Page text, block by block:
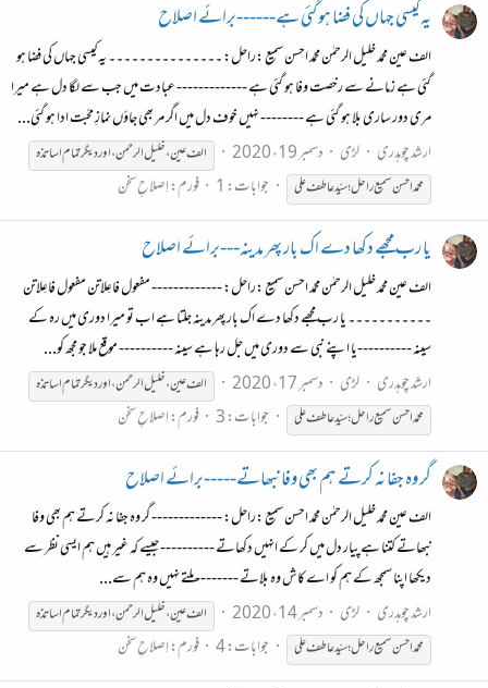
یہ کیسی جہاں کی فضا ہو گئی ہے------برائے اصلاح
الف عین محمد خلیل الرحمٰن محمّد احسن سمیع :راحل: ۔۔۔۔۔۔۔۔۔۔۔۔۔۔۔ یہ کیسی جہاں کی فضا ہو
گئی ہے زمانے سے رخصت وفا ہو گئی ہے ------------- عبادت میں جب سے لگا دل ہے میرا
مری دور ساری بلا ہو گئی ہے -------- نہیں خوف دل میں اگر مر بھی جاؤں نمازِ محّبت ادا ہو گئی...
ارشد چوہدری
لڑی دسمبر 19، 2020
الف عین ، خلیل الرحمن ، اور دیگر تمام اساتذہ
محمّداحسنسمیعراحل؛سیّدعاطفعلی جوابات: 1 فورم:اِصلاحِ سخن
یا رب مجھے دکھا دے اک بار پھر مدینہ---برائے اصلاح
الف عین محمد خلیل الرحمٰن محمّد احسن سمیع :راحل: ------------- مفعول فاعِلاتن مفعول فاعِلاتن
۔۔۔۔۔۔۔۔۔۔۔ یا رب مجھے دکھا دے اک بار پھر مدینہ جلتا ہے اب تو میرا دوری میں رہ کے
سینہ ----------یا اپنے نبی سے دوری میں جل رہا ہے سینہ ---------- موقع ملا جو مجھ کو...
ارشد چوہدری
لڑی دسمبر 17، 2020
الف عین ، خلیل الرحمن ، اور دیگر تمام اساتذہ
محمّداحسنسمیعراحل؛سیّدعاطفعلی جوابات: 3 فورم:اِصلاحِ سخن
گر وہ جفا نہ کرتے ہم بھی وفا نبھاتے-----برائے اصلاح
الف عین محمد خلیل الرحمٰن محمّد احسن سمیع :راحل: ------------- گر وہ جفا نہ کرتے ہم بھی وفا
نبھاتے کتنا ہے پیار دل میں کر کے انہیں دکھاتے ---------- جیسے کہ غیر ہیں ہم ایسی نظر سے
دیکھا اپنا سمجھ کے ہم کو اے کاش وہ بلاتے -------- ملتے نہیں وہ ہم سے...
ارشد چوہدری
لڑی دسمبر 14، 2020
الف عین ، خلیل الرحمن ، اور دیگر تمام اساتذہ
محمّداحسنسمیعراحل؛سیّدعاطفعلی جوابات: 4 فورم:اِصلاحِ سخن